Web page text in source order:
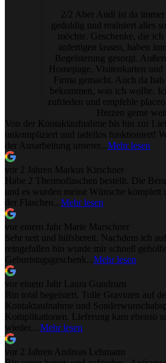
2/2 Aber Andi ist da
geduldig und realisiert alles
möchte. Geschenke, die
anfertigen lassen, haben
Begeisterung gesorgt.
Homepage, Visitenkarten
Firma gemacht. Auch da
bekommen, was ich wollte.
zufrieden und empfehle
Herzen gerne
Von der Kontaktaufnahme bis hin zur
unkompliziert und tadellos funktioniert!
der Ausarbeitung unserer... Mehr lesen
vor 2 Jahren Markus Kirschner
Habe 2 Thermoflaschen bestellt. Die
und es wurden meine Wünsche komplett
der Flaschen... Mehr lesen
vor einem Jahr
Marie Marschner
Sehr nett und hilfsbereit. Nachdem ich
reingefallen bin wurde mir schnell
Geburtstagsgeschenk... Mehr lesen
vor einem Jahr
Laura Gundrum
Bin total begeistert. Tolle Gravuren auf
Kontaktaufnahme und
Komplikationen. Lieferung kam ebenso
wieder.... Mehr lesen
vor 2 Jahren Andreas Lehmann